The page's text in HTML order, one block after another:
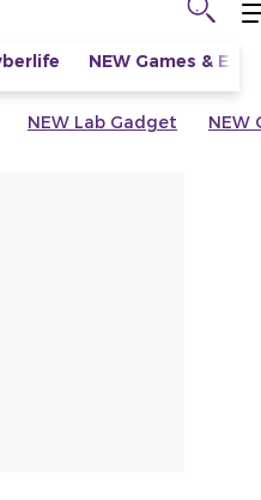
NEW Games &
NEW Lab Gadget NEW